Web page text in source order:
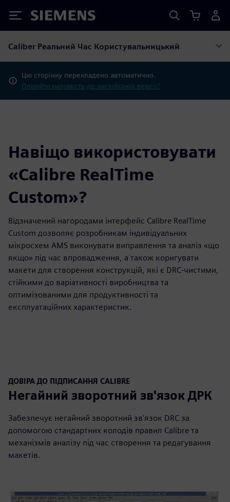
Siemens
Caliber Реальний Час Користувальницький
Цю сторінку перекладено автоматично.
Перейти натомість до англійської версії?
Навіщо використовувати
«Calibre RealTime
Custom»?
Відзначений нагородами інтерфейс Calibre RealTime
Custom дозволяє розробникам індивідуальних
мікросхем AMS виконувати виправлення та аналіз «що
якщо» під час впровадження, а також коригувати
макети для створення конструкцій, які є DRC-чистими,
стійкими до варіативності виробництва та
оптимізованими для продуктивності та
експлуатаційних характеристик.
ДОВІРА ДО ПІДПИСАННЯ CALIBRE
Негайний зворотний зв'язок ДРК
Забезпечує негайний зворотний зв'язок DRC за
допомогою стандартних колодів правил Calibre та
механізмів аналізу під час створення та редагування
макетів.